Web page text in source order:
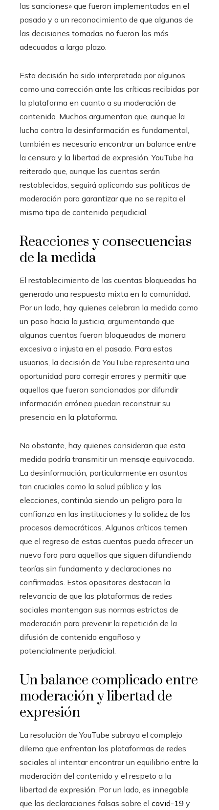
las sanciones» que fueron implementadas en el
pasado y a un reconocimiento de que algunas de
las decisiones tomadas no fueron las más
adecuadas a largo plazo.
Esta decisión ha sido interpretada por algunos
como una corrección ante las críticas recibidas por
la plataforma en cuanto a su moderación de
contenido. Muchos argumentan que, aunque la
lucha contra la desinformación es fundamental,
también es necesario encontrar un balance entre
la censura y la libertad de expresión. YouTube ha
reiterado que, aunque las cuentas serán
restablecidas, seguirá aplicando sus políticas de
moderación para garantizar que no se repita el
mismo tipo de contenido perjudicial.
Reacciones y consecuencias
de la medida
El restablecimiento de las cuentas bloqueadas ha
generado una respuesta mixta en la comunidad.
Por un lado, hay quienes celebran la medida como
un paso hacia la justicia, argumentando que
algunas cuentas fueron bloqueadas de manera
excesiva o injusta en el pasado. Para estos
usuarios, la decisión de YouTube representa una
oportunidad para corregir errores y permitir que
aquellos que fueron sancionados por difundir
información errónea puedan reconstruir su
presencia en la plataforma.
No obstante, hay quienes consideran que esta
medida podría transmitir un mensaje equivocado.
La desinformación, particularmente en asuntos
tan cruciales como la salud pública y las
elecciones, continúa siendo un peligro para la
confianza en las instituciones y la solidez de los
procesos democráticos. Algunos críticos temen
que el regreso de estas cuentas pueda ofrecer un
nuevo foro para aquellos que siguen difundiendo
teorías sin fundamento y declaraciones no
confirmadas. Estos opositores destacan la
relevancia de que las plataformas de redes
sociales mantengan sus normas estrictas de
moderación para prevenir la repetición de la
difusión de contenido engañoso y
potencialmente perjudicial.
Un balance complicado entre
moderación y libertad de
expresión
La resolución de YouTube subraya el complejo
dilema que enfrentan las plataformas de redes
sociales al intentar encontrar un equilibrio entre la
moderación del contenido y el respeto a la
libertad de expresión. Por un lado, es innegable
que las declaraciones falsas sobre el covid-19 y